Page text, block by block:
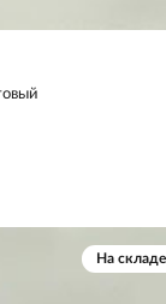
На складе